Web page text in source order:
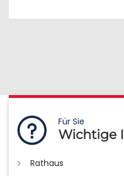
Für Sie
Wichtige
Rathaus